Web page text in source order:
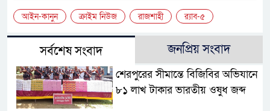
আইন-কানুন ক্রাইম নিউজ রাজশাহী র‍্যাব-৫
সর্বশেষ সংবাদ জনপ্রিয় সংবাদ
শেরপুরের সীমান্তে বিজিবির অভিযানে
৮১ লাখ টাকার ভারতীয় ওষুধ জব্দ